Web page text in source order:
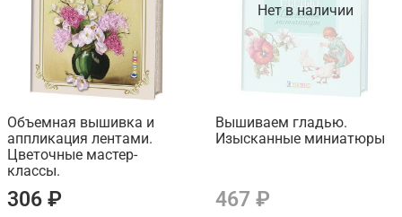
Объемная вышивка и
аппликация лентами.
Цветочные мастер-
классы.
306 ₽
Нет в наличии
Вышиваем гладью.
Изысканные миниатюры
467 ₽